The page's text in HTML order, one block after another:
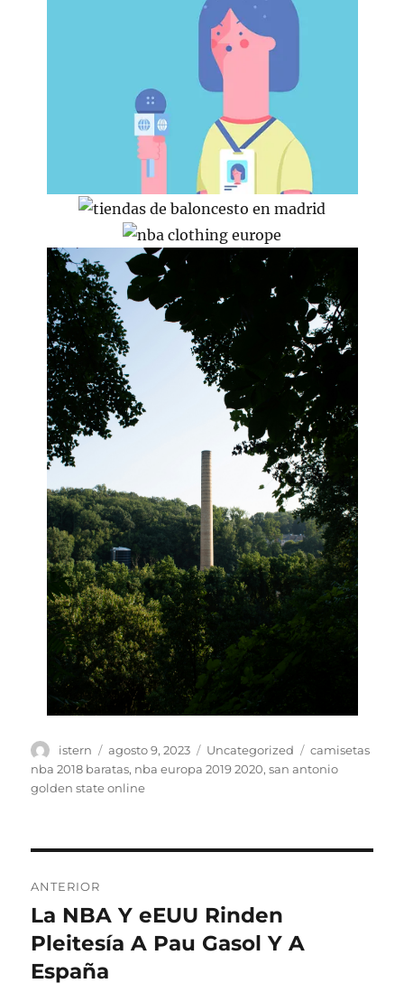
Autor
istern
Publicado
el
agosto 9, 2023 Categorías
Uncategorized Etiquetas
camisetas
nba 2018 baratas, nba europa 2019 2020,san antonio
golden state online
de
entradas
ANTERIOR
Entrada
anterior:
La NBA Y eEUU Rinden
Pleitesía A Pau Gasol Y A
España